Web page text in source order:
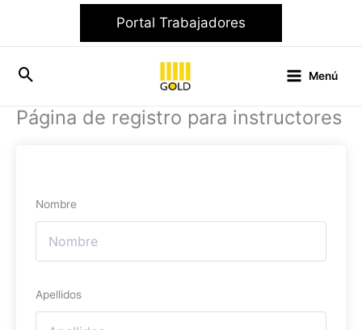
contenido
Portal Trabajadores
Menú
Página de registro para instructores
Nombre
Apellidos